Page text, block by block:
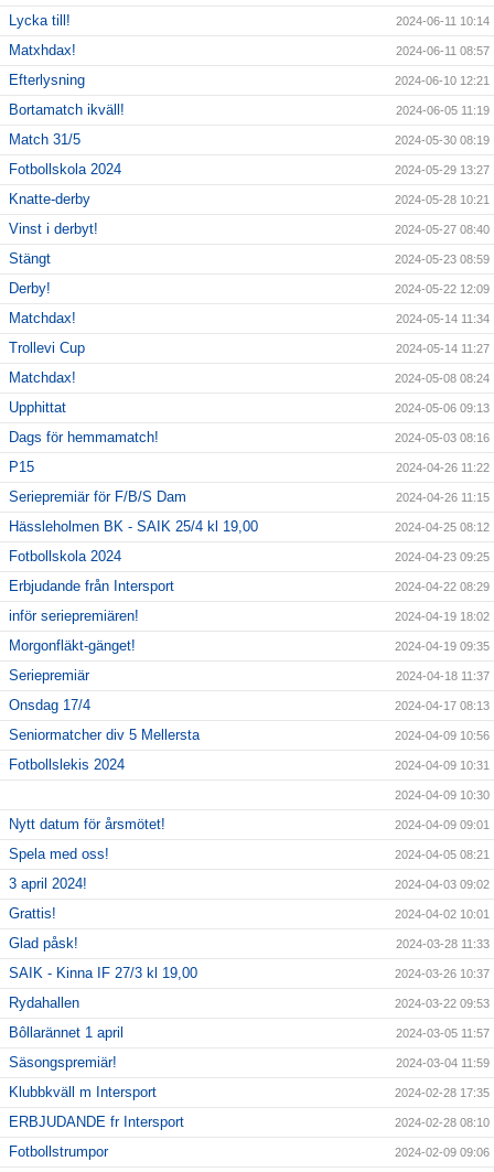
Lycka till! 2024-06-11 10:14
Matxhdax! 2024-06-11 08:57
Efterlysning 2024-06-10 12:21
Bortamatch ikväll! 2024-06-05 11:19
Match 31/5 2024-05-30 08:19
Fotbollskola 2024 2024-05-29 13:27
Knatte-derby 2024-05-28 10:21
Vinst i derbyt! 2024-05-27 08:40
Stängt 2024-05-23 08:59
Derby! 2024-05-22 12:09
Matchdax! 2024-05-14 11:34
Trollevi Cup 2024-05-14 11:27
Matchdax! 2024-05-08 08:24
Upphittat 2024-05-06 09:13
Dags för hemmamatch! 2024-05-03 08:16
P15 2024-04-26 11:22
Seriepremiär för F/B/S Dam 2024-04-26 11:15
Hässleholmen BK - SAIK 25/4 kl 19,00 2024-04-25 08:12
Fotbollskola 2024 2024-04-23 09:25
Erbjudande från Intersport 2024-04-22 08:29
inför seriepremiären! 2024-04-19 18:02
Morgonfläkt-gänget! 2024-04-19 09:35
Seriepremiär 2024-04-18 11:37
Onsdag 17/4 2024-04-17 08:13
Seniormatcher div 5 Mellersta 2024-04-09 10:56
Fotbollslekis 2024 2024-04-09 10:31
2024-04-09 10:30
Nytt datum för årsmötet! 2024-04-09 09:01
Spela med oss! 2024-04-05 08:21
3 april 2024! 2024-04-03 09:02
Grattis! 2024-04-02 10:01
Glad påsk! 2024-03-28 11:33
SAIK - Kinna IF 27/3 kl 19,00 2024-03-26 10:37
Rydahallen 2024-03-22 09:53
Bôllarännet 1 april 2024-03-05 11:57
Säsongspremiär! 2024-03-04 11:59
Klubbkväll m Intersport 2024-02-28 17:35
ERBJUDANDE fr Intersport 2024-02-28 08:10
Fotbollstrumpor 2024-02-09 09:06